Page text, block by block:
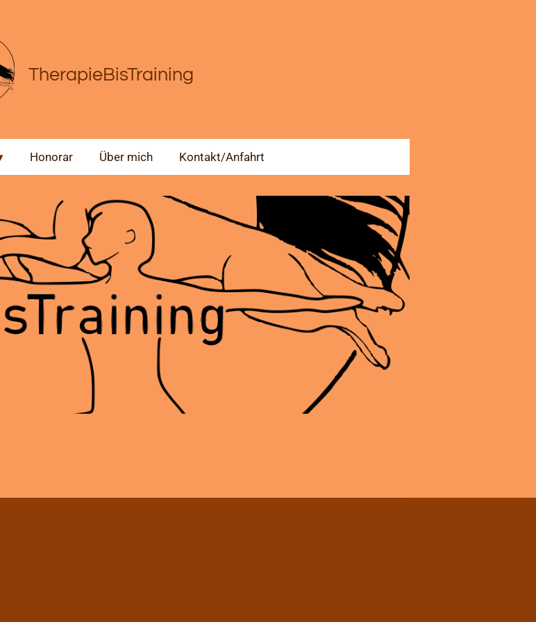
TherapieBisTraining
Honorar Über mich Kontakt/Anfahrt